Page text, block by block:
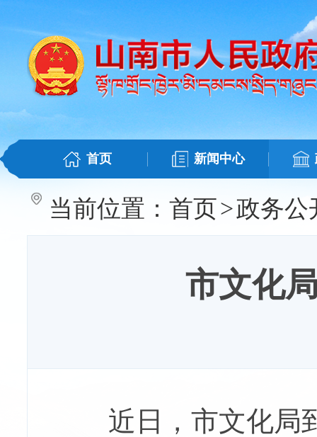
首页 新闻中心
当前位置： 首页>政务公
市文化
近日，市文化局